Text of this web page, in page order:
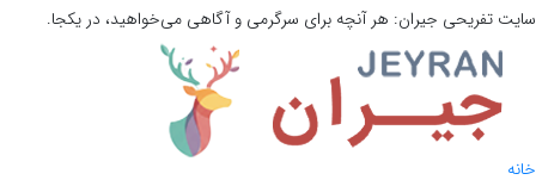
تفریحی جیران:هر آنچه برای سرگرمی و آگاهی می‌خواهید، در یکجا.